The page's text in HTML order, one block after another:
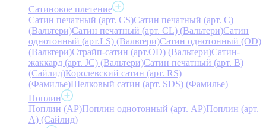
Сатиновое плетение
Сатин печатный (арт. СS)Сатин печатный (арт. С)
(Вальтери)Сатин печатный (арт. СL) (Вальтери)Сатин
однотонный (арт.LS) (Вальтери)Сатин однотонный (OD)
(Вальтери)Страйп-сатин (арт.OD) (Вальтери)Сатин-
жаккард (арт. JC) (Вальтери)Сатин печатный (арт. В)
(Сайлид)Королевский сатин (арт. RS)
(Фамилье)Шелковый сатин (арт. SDS) (Фамилье)
Поплин
Поплин (AP)Поплин однотонный (арт. AP)Поплин (арт.
А) (Сайлид)